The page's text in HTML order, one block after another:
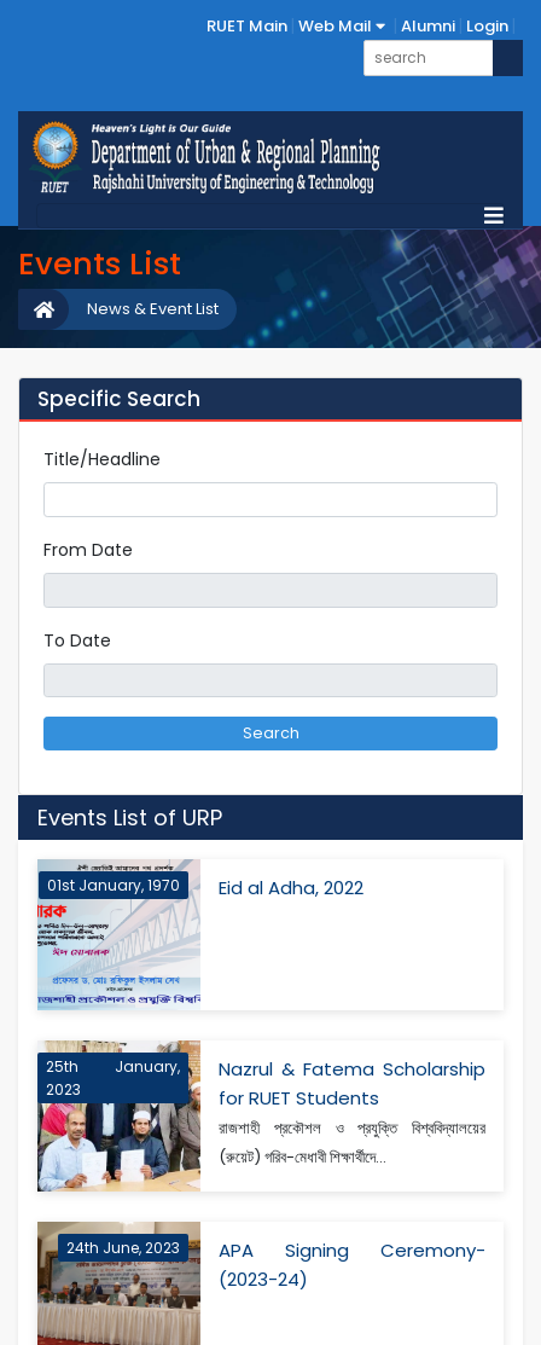
RUET Main Web Mail Alumni Login
Events List
News & Event List
Specific Search
Title/Headline
From Date
To Date
Search
Events List of URP
01st January, 1970 Eid al Adha, 2022
25th January,
2023
Nazrul & Fatema Scholarship
for RUET Students
রাজশাহী প্রকৌশল ও প্রযুক্তি বিশ্ববিদ্যালয়ের
(রুয়েট) গরিব-মেধাবী শিক্ষার্থীদে...
24th June, 2023
APA Signing Ceremony-
(2023-24)